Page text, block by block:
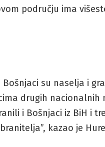
području ima
su naselja i
drugih nacionalnih
i Bošnjaci iz BiH i
kazao je